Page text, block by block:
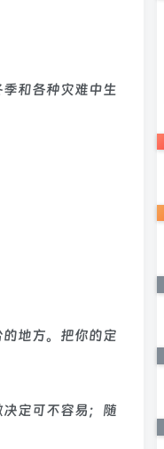
和各种灾难中生
地方。把你的定
定可不容易；随